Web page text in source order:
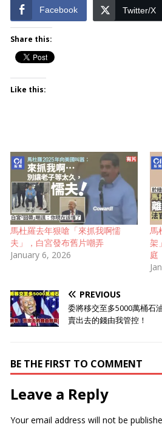
Facebook Twitter/X
Share this:
Like this:
馬杜羅去年狠嗆「來抓我啊懦
夫」，白宮發布舊片嘲弄
January 6, 2026
馬
架
庭
PREVIOUS
委將移交至多5000萬桶石
賣出去的錢由我管控！
BE THE FIRST TO COMMENT
Leave a Reply
Your email address will not be